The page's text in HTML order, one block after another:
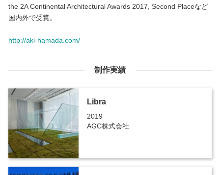
the 2A Continental Architectural Awards 2017, Second Placeなど
国内外で受賞。
http://aki-hamada.com/
制作実績
Libra
2019
AGC株式会社